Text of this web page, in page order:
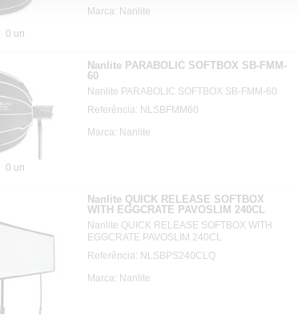
0 un
Marca: Nanlite
0 un
Nanlite PARABOLIC SOFTBOX SB-FMM-
60
Nanlite PARABOLIC SOFTBOX SB-FMM-60
Referência: NLSBFMM60
Marca: Nanlite
Nanlite QUICK RELEASE SOFTBOX
WITH EGGCRATE PAVOSLIM 240CL
Nanlite QUICK RELEASE SOFTBOX WITH
EGGCRATE PAVOSLIM 240CL
Referência: NLSBPS240CLQ
Marca: Nanlite